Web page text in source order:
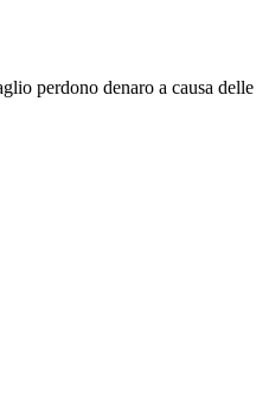
perdono denaro a causa